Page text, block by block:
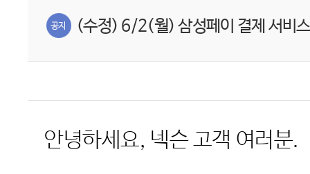
(수정) 6/2(월) 삼성페이 결제 서비
안녕하세요, 넥슨 고객 여러분.